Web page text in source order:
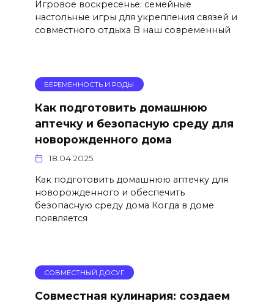
Игровое воскресенье: семейные
настольные игры для укрепления связей и
совместного отдыха В наш современный
БЕРЕМЕННОСТЬ И РОДЫ
Как подготовить домашнюю
аптечку и безопасную среду для
новорожденного дома
18.04.2025
Как подготовить домашнюю аптечку для
новорожденного и обеспечить
безопасную среду дома Когда в доме
появляется
СОВМЕСТНЫЙ ДОСУГ
Совместная кулинария: создаем